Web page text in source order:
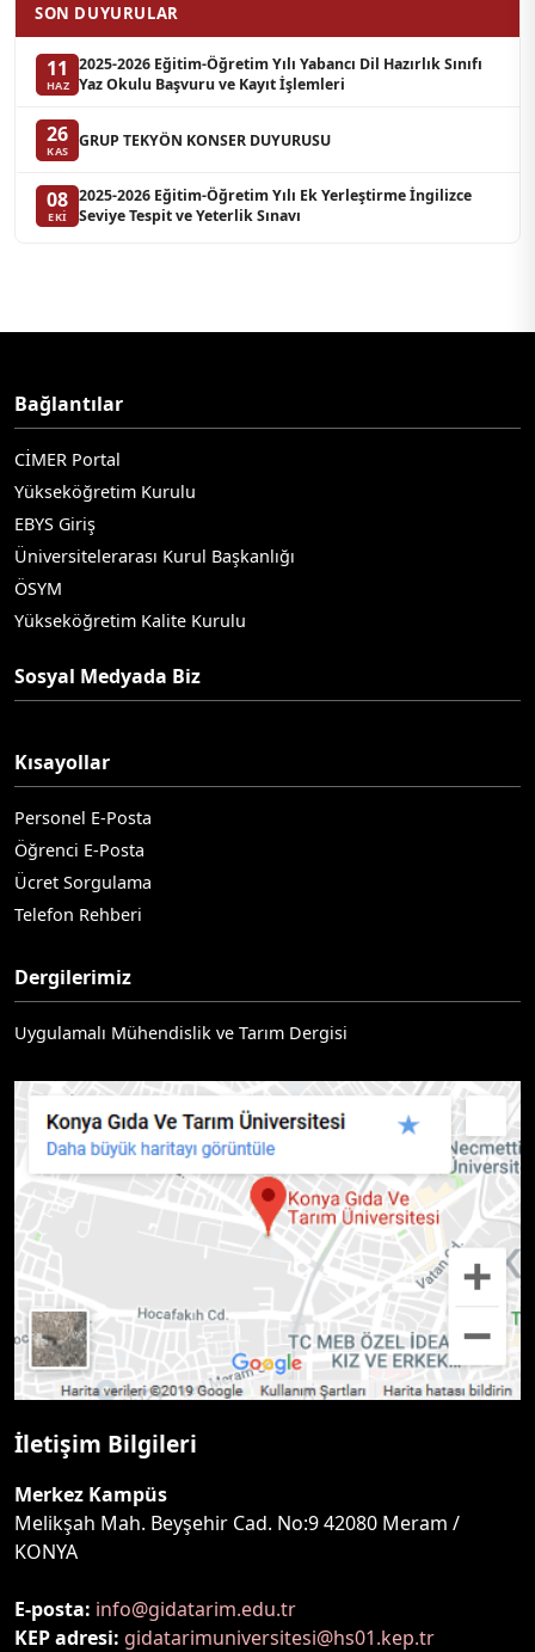
SON DUYURULAR
11
HAZ
2025-2026 Eğitim-Öğretim Yılı Yabancı Dil Hazırlık Sınıfı
Yaz Okulu Başvuru ve Kayıt İşlemleri
26
KAS
GRUP TEKYÖN KONSER DUYURUSU
08
EKI
2025-2026 Eğitim-Öğretim Yılı Ek Yerleştirme İngilizce
Seviye Tespit ve Yeterlik Sınavı
Bağlantılar
CİMER Portal
Yükseköğretim Kurulu
EBYS Giriş
Üniversitelerarası Kurul Başkanlığı
ÖSYM
Yükseköğretim Kalite Kurulu
Sosyal Medyada Biz
Kısayollar
Personel E-Posta
Öğrenci E-Posta
Ücret Sorgulama
Telefon Rehberi
Dergilerimiz
Uygulamalı Mühendislik ve Tarım Dergisi
İletişim Bilgileri
Merkez Kampüs
Melikşah Mah. Beyşehir Cad. No:9 42080 Meram /
KONYA
E-posta: info@gidatarim.edu.tr
KEP adresi: gidatarimuniversitesi@hs01.kep.tr